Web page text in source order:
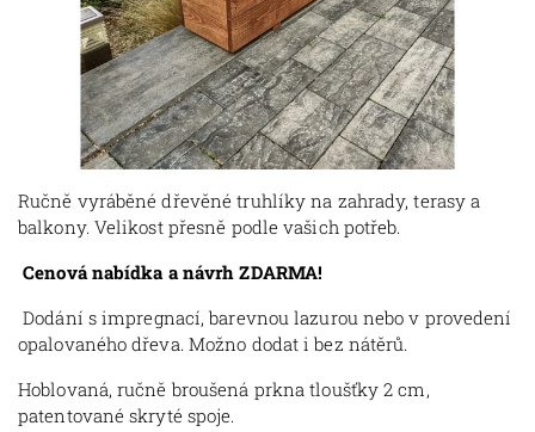
Ručně vyráběné dřevěné truhlíky na zahrady, terasy a
balkony. Velikost přesně podle vašich potřeb.
Cenová nabídka a návrh ZDARMA!
Dodání s impregnací, barevnou lazurou nebo v provedení
opalovaného dřeva. Možno dodat i bez nátěrů.
Hoblovaná, ručně broušená prkna tloušťky 2 cm,
patentované skryté spoje.